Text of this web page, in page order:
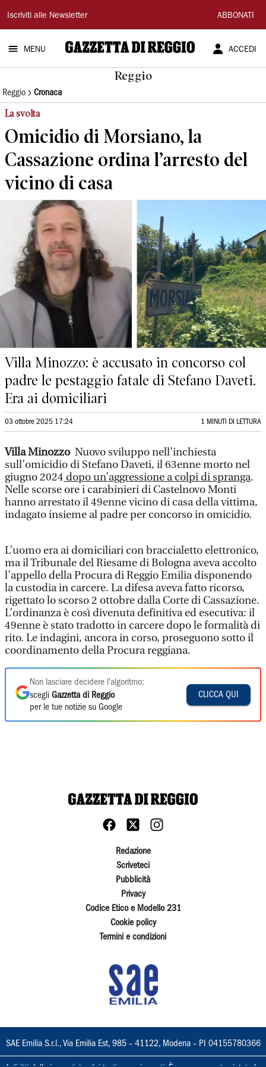
Gazzetta
di
Reggio
Iscriviti alle Newsletter ABBONATI
MENU ACCEDI
Reggio
Reggio Cronaca
La svolta
Omicidio di Morsiano, la
Cassazione ordina l’arresto del
vicino di casa
Villa Minozzo: è accusato in concorso col
padre le pestaggio fatale di Stefano Daveti.
Era ai domiciliari
03 ottobre 2025 17:24 1 MINUTI DI LETTURA
Villa Minozzo Nuovo sviluppo nell’inchiesta
sull’omicidio di Stefano Daveti, il 63enne morto nel
giugno 2024 dopo un’aggressione a colpi di spranga.
Nelle scorse ore i carabinieri di Castelnovo Monti
hanno arrestato il 49enne vicino di casa della vittima,
indagato insieme al padre per concorso in omicidio.
L’uomo era ai domiciliari con braccialetto elettronico,
ma il Tribunale del Riesame di Bologna aveva accolto
l’appello della Procura di Reggio Emilia disponendo
la custodia in carcere. La difesa aveva fatto ricorso,
rigettato lo scorso 2 ottobre dalla Corte di Cassazione.
L’ordinanza è così divenuta definitiva ed esecutiva: il
49enne è stato tradotto in carcere dopo le formalità di
rito. Le indagini, ancora in corso, proseguono sotto il
coordinamento della Procura reggiana.
Non lasciare decidere l'algoritmo:
scegli Gazzetta di Reggio
per le tue notizie su Google
CLICCA QUI
Redazione
Scriveteci
Pubblicità
Privacy
Codice Etico e Modello 231
Cookie policy
Termini e condizioni
SAE Emilia S.r.l., Via Emilia Est, 985 – 41122, Modena – PI 04155780366